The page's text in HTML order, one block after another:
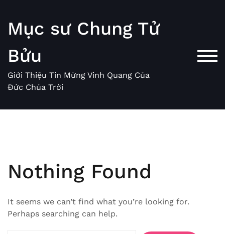
content
Mục sư Chung Tử
Bửu
Giới Thiệu Tin Mừng Vinh Quang Của
Đức Chúa Trời
Nothing Found
It seems we can’t find what you’re looking for.
Perhaps searching can help.